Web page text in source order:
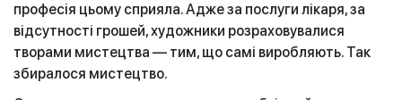
професія цьому сприяла. Адже за послуги лікаря, за
відсутності грошей, художники розраховувалися
творами мистецтва — тим, що самі виробляють. Так
збиралося мистецтво.